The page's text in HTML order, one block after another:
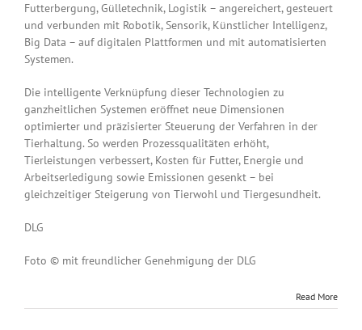
Futterbergung, Gülletechnik, Logistik – angereichert, gesteuert
und verbunden mit Robotik, Sensorik, Künstlicher Intelligenz,
Big Data – auf digitalen Plattformen und mit automatisierten
Systemen.
Die intelligente Verknüpfung dieser Technologien zu
ganzheitlichen Systemen eröffnet neue Dimensionen
optimierter und präzisierter Steuerung der Verfahren in der
Tierhaltung. So werden Prozessqualitäten erhöht,
Tierleistungen verbessert, Kosten für Futter, Energie und
Arbeitserledigung sowie Emissionen gesenkt – bei
gleichzeitiger Steigerung von Tierwohl und Tiergesundheit.
DLG
Foto © mit freundlicher Genehmigung der DLG
Read More